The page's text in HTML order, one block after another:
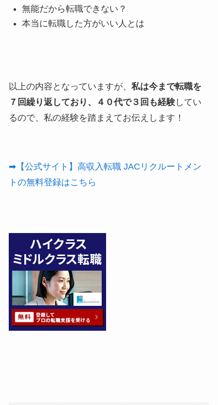
無能だから転職できない？
本当に転職した方がいい人とは
以上の内容となっていますが、 私は今まで転職を
７回繰り返しており、４０代で３回も経験してい
るので、私の経験を踏まえてお伝えします！
➡【公式サイト】高収入転職 JACリクルートメン
トの無料登録はこちら